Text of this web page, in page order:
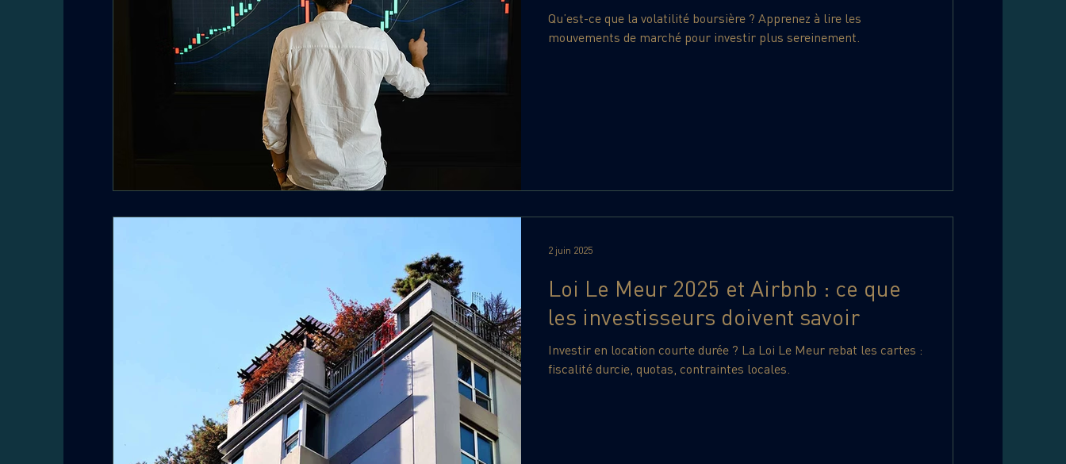
Qu’est-ce que la volatilité boursière ? Apprenez à lire les
mouvements de marché pour investir plus sereinement.
Loi Le Meur 2025 et Airbnb : ce que
les investisseurs doivent savoir
Investir en location courte durée ? La Loi Le Meur rebat les cartes :
fiscalité durcie, quotas, contraintes locales.
2 juin 2025